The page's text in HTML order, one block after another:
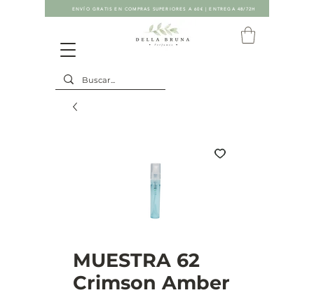
ENVÍO GRATIS EN COMPRAS SUPERIORES A 60€ | ENTREGA 48/72H
MUESTRA 62
Crimson Amber